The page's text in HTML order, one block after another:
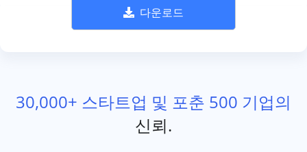
다운로드
30,000+ 스타트업 및 포춘 500 기업의
신뢰.